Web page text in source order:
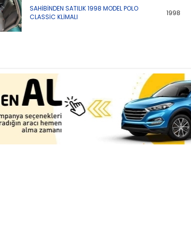
SAHİBİNDEN SATILIK 1998 MODEL POLO
CLASSİC KLİMALI
1998